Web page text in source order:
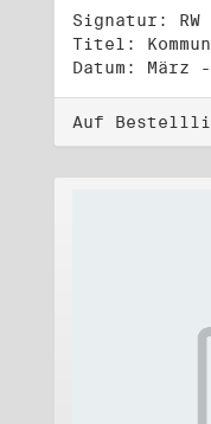
Signatur: RW
Titel:
Datum: März
Auf